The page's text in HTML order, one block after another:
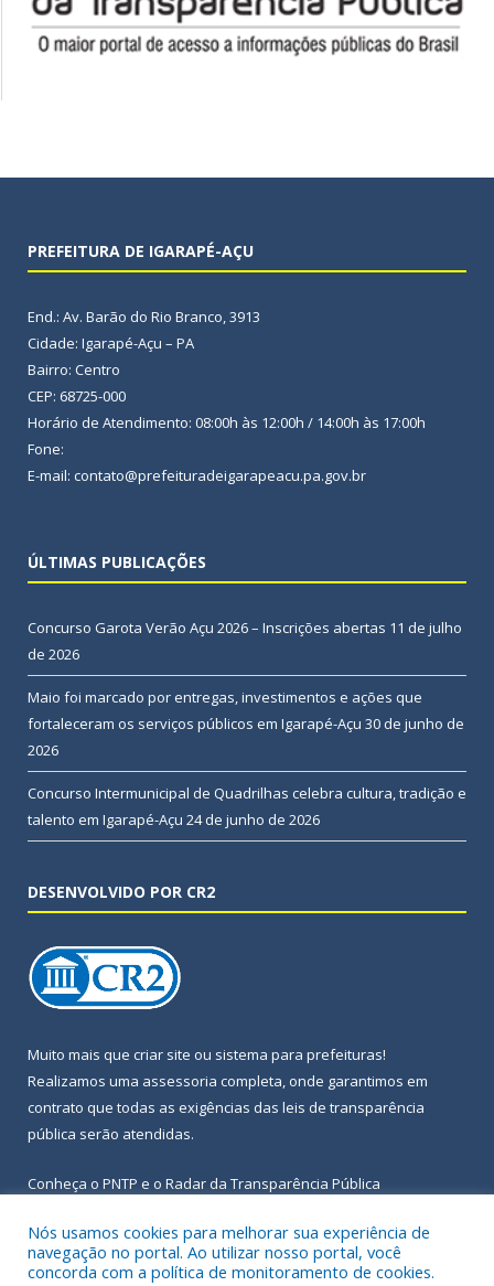
PREFEITURA DE IGARAPÉ-AÇU
End.: Av. Barão do Rio Branco, 3913
Cidade: Igarapé-Açu – PA
Bairro: Centro
CEP: 68725-000
Horário de Atendimento: 08:00h às 12:00h / 14:00h às 17:00h
Fone:
E-mail: contato@prefeituradeigarapeacu.pa.gov.br
ÚLTIMAS PUBLICAÇÕES
Concurso Garota Verão Açu 2026 – Inscrições abertas 11 de julho
de 2026
Maio foi marcado por entregas, investimentos e ações que
fortaleceram os serviços públicos em Igarapé-Açu 30 de junho de
2026
Concurso Intermunicipal de Quadrilhas celebra cultura, tradição e
talento em Igarapé-Açu 24 de junho de 2026
DESENVOLVIDO POR CR2
Muito mais que criar site ou sistema para prefeituras!
Realizamos uma assessoria completa, onde garantimos em
contrato que todas as exigências das leis de transparência
pública serão atendidas.
Conheça o PNTP e o Radar da Transparência Pública
Nós usamos cookies para melhorar sua experiência de
navegação no portal. Ao utilizar nosso portal, você
concorda com a política de monitoramento de cookies.